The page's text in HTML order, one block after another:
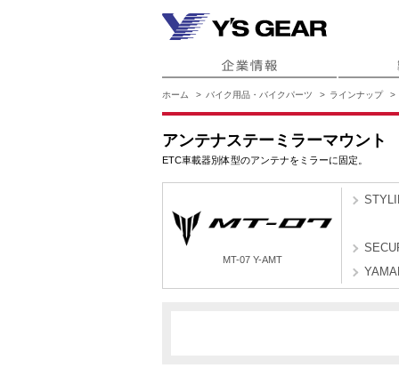
ホーム バイク用品・バイクパーツ ラインナップ
アンテナステーミラーマウント
ETC車載器別体型のアンテナをミラーに固定。
MT-07 Y-AMT